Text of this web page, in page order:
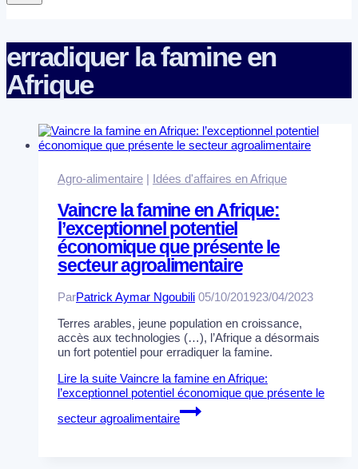
erradiquer la famine en
Afrique
Agro-alimentaire | Idées d'affaires en Afrique
Vaincre la famine en Afrique:
l’exceptionnel potentiel
économique que présente le
secteur agroalimentaire
ParPatrick Aymar Ngoubili 05/10/201923/04/2023
Terres arables, jeune population en croissance,
accès aux technologies (…), l’Afrique a désormais
un fort potentiel pour erradiquer la famine.
Lire la suite Vaincre la famine en Afrique:
l’exceptionnel potentiel économique que présente le
secteur agroalimentaire